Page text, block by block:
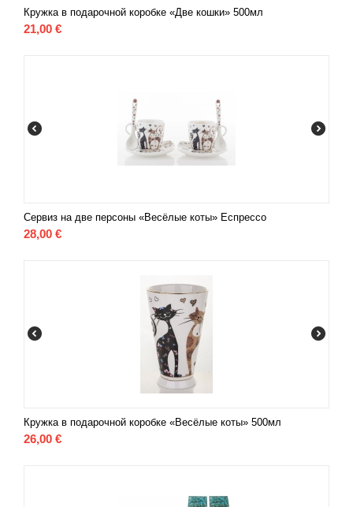
Кружка в подарочной коробке «Две кошки» 500мл
21,00 €
Сервиз на две персоны «Весёлые коты» Еспрессо
28,00 €
Кружка в подарочной коробке «Весёлые коты» 500мл
26,00 €